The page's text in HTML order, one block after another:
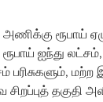
ரூபாய்
ஐந்து லட்சம்,
பரிசுகளும்,
தகுதி